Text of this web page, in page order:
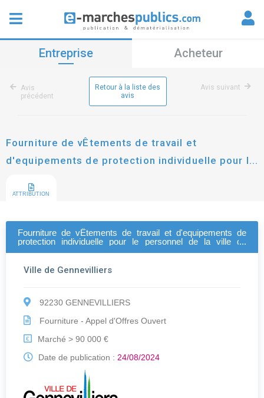
Entreprise Acheteur
Avis
précédent
Retour à la liste des
avis
Avis suivant
Fourniture de vÊtements de travail et
d'equipements de protection individuelle pour le
ATTRIBUTION
Fourniture de vÊtements de travail et d'equipements de
protection individuelle pour le personnel de la ville de
Ville de Gennevilliers
92230 GENNEVILLIERS
Fourniture - Appel d'Offres Ouvert
€
Marché > 90 000 €
Date de publication : 24/08/2024